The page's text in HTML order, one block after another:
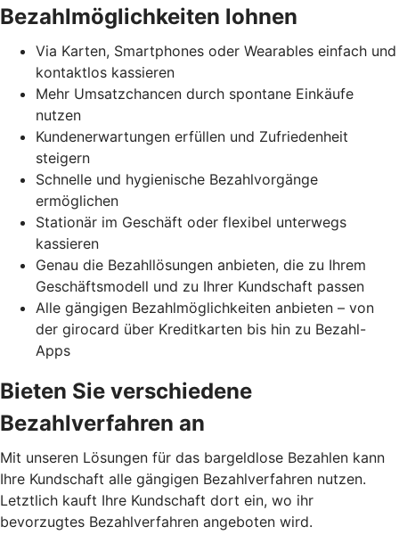
Bezahlmöglichkeiten lohnen
Via Karten, Smartphones oder Wearables einfach und
kontaktlos kassieren
Mehr Umsatzchancen durch spontane Einkäufe
nutzen
Kundenerwartungen erfüllen und Zufriedenheit
steigern
Schnelle und hygienische Bezahlvorgänge
ermöglichen
Stationär im Geschäft oder flexibel unterwegs
kassieren
Genau die Bezahllösungen anbieten, die zu Ihrem
Geschäftsmodell und zu Ihrer Kundschaft passen
Alle gängigen Bezahlmöglichkeiten anbieten – von
der girocard über Kreditkarten bis hin zu Bezahl-
Apps
Bieten Sie verschiedene
Bezahlverfahren an
Mit unseren Lösungen für das bargeldlose Bezahlen kann
Ihre Kundschaft alle gängigen Bezahlverfahren nutzen.
Letztlich kauft Ihre Kundschaft dort ein, wo ihr
bevorzugtes Bezahlverfahren angeboten wird.